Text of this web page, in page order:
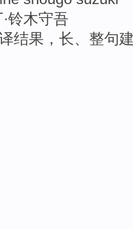
铃木守吾
结果，长、整句